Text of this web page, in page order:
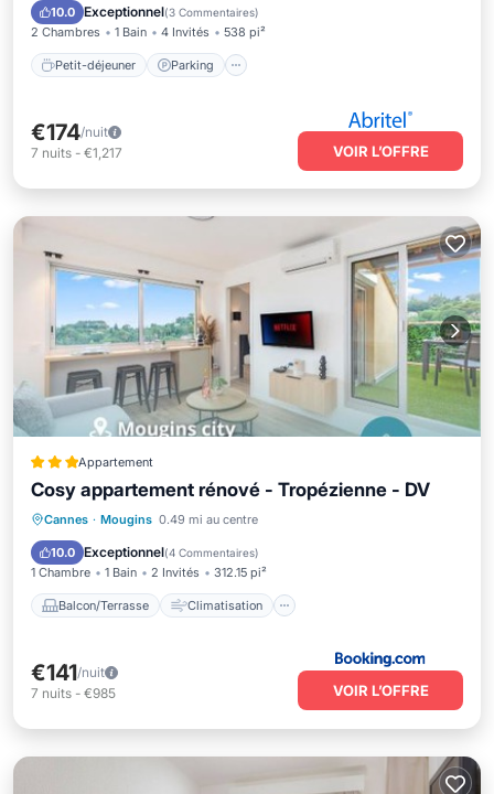
10.0 Exceptionnel(3 Commentaires)
2 Chambres 1 Bain 4 Invités 538 pi²
Petit-déjeuner Parking
Vue sur l’océan Balcon/Terrasse
€174/nuit
7 nuits - €1,217 VOIR L’OFFRE
Appartement
Cosy appartement rénové - Tropézienne - DV
Cannes · Mougins 0.49 mi au centre
10.0 Exceptionnel(4 Commentaires)
1 Chambre 1 Bain 2 Invités 312.15 pi²
Balcon/Terrasse Climatisation
Balcon/Terrasse
Climatisation
Internet
Adapté aux enfants
€141/nuit
7 nuits - €985 VOIR L’OFFRE